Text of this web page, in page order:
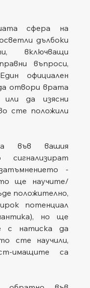
сфера на
дълбоки
включващи
въпроси,
официален
отвори врата
или да изясни
сте положили
във вашия
сигнализират
-
ще научите/
положително,
потенциал
но ще
с натиска да
сте научили,
имащите са